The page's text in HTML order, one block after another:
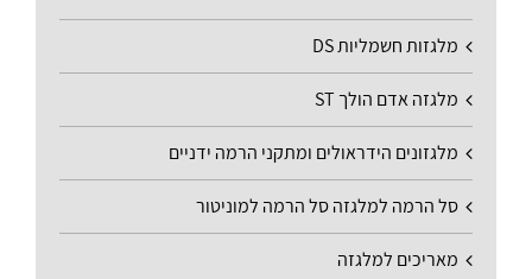
מלגזות חשמליות DS
מלגזה אדם הולך ST
מלגזונים הידראולים ומתקני הרמה ידניים
סל הרמה למלגזה סל הרמה למוניטור
מאריכים למלגזה